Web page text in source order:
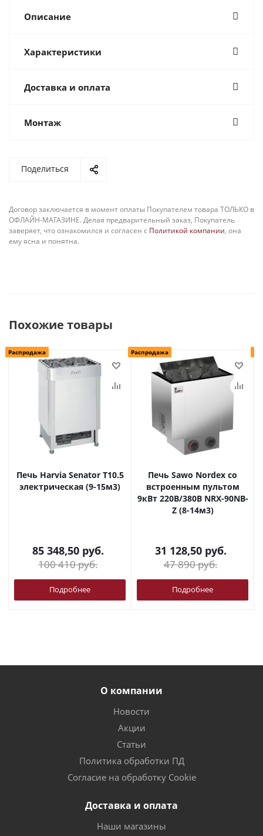
Описание
Характеристики
Доставка и оплата
Монтаж
Поделиться
Договор заключается в момент оплаты Покупателем товара ТОЛЬКО в
ОФЛАЙН-МАГАЗИНЕ. Делая предварительный заказ, Покупатель
заверяет, что ознакомился и согласен с Политикой компании, она
ему ясна и понятна.
Похожие товары
Распродажа
Печь Harvia Senator T10.5
электрическая (9-15м3)
85 348,50руб.
100 410руб.
Подробнее
Распродажа
Печь Sawo Nordex со
встроенным пультом
9кВт 220В/380В NRX-90NB-
Z (8-14м3)
31 128,50руб.
47 890руб.
Подробнее
О компании
Новости
Акции
Статьи
Политика обработки ПД
Согласие на обработку Cookie
Доставка и оплата
Наши магазины